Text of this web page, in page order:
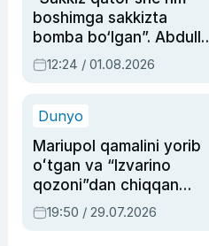
boshimga sakkizta
bomba bo‘lgan”. Abdulla
Oripovni siyosiy
ayblovlardan asrab
12:24 / 01.08.2026
Dunyo
Mariupol qamalini yorib
oʻtgan va “Izvarino
qozoni”dan chiqqan
qahramon — Ukraina
armiyasi bosh
19:50 / 29.07.2026